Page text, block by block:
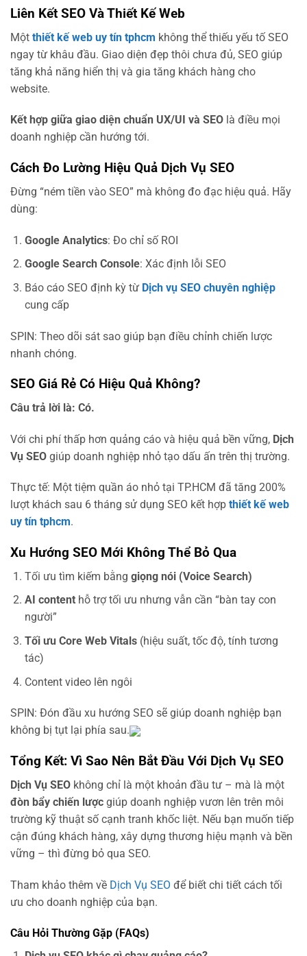
Liên Kết SEO Và Thiết Kế Web
Một thiết kế web uy tín tphcm không thể thiếu yếu tố SEO
ngay từ khâu đầu. Giao diện đẹp thôi chưa đủ, SEO giúp
tăng khả năng hiển thị và gia tăng khách hàng cho
website.
Kết hợp giữa giao diện chuẩn UX/UI và SEO là điều mọi
doanh nghiệp cần hướng tới.
Cách Đo Lường Hiệu Quả Dịch Vụ SEO
Đừng “ném tiền vào SEO” mà không đo đạc hiệu quả. Hãy
dùng:
Google Analytics: Đo chỉ số ROI
Google Search Console: Xác định lỗi SEO
Báo cáo SEO định kỳ từ Dịch vụ SEO chuyên nghiệp
cung cấp
SPIN: Theo dõi sát sao giúp bạn điều chỉnh chiến lược
nhanh chóng.
SEO Giá Rẻ Có Hiệu Quả Không?
Câu trả lời là: Có.
Với chi phí thấp hơn quảng cáo và hiệu quả bền vững, Dịch
Vụ SEO giúp doanh nghiệp nhỏ tạo dấu ấn trên thị trường.
Thực tế: Một tiệm quần áo nhỏ tại TP.HCM đã tăng 200%
lượt khách sau 6 tháng sử dụng SEO kết hợp thiết kế web
uy tín tphcm.
Xu Hướng SEO Mới Không Thể Bỏ Qua
Tối ưu tìm kiếm bằng giọng nói (Voice Search)
AI contenthỗ trợ tối ưu nhưng vẫn cần “bàn tay con
người”
Tối ưu Core Web Vitals(hiệu suất, tốc độ, tính tương
tác)
Content video lên ngôi
SPIN: Đón đầu xu hướng SEO sẽ giúp doanh nghiệp bạn
không bị tụt lại phía sau.
Tổng Kết: Vì Sao Nên Bắt Đầu Với Dịch Vụ SEO
Dịch Vụ SEO không chỉ là một khoản đầu tư – mà là một
đòn bẩy chiến lược giúp doanh nghiệp vươn lên trên môi
trường kỹ thuật số cạnh tranh khốc liệt. Nếu bạn muốn tiếp
cận đúng khách hàng, xây dựng thương hiệu mạnh và bền
vững – thì đừng bỏ qua SEO.
Tham khảo thêm về Dịch Vụ SEO để biết chi tiết cách tối
ưu cho doanh nghiệp của bạn.
Câu Hỏi Thường Gặp (FAQs)